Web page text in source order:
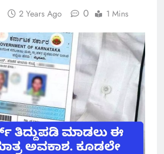
2 Years Ago 0 1 Mins